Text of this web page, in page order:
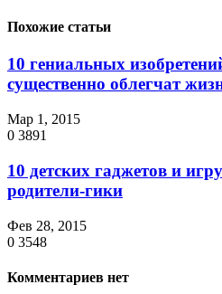
Похожие статьи
10 гениальных
существенно облегчат
Мар 1, 2015
0 3891
10 детских гаджетов и
родители-гики
Фев 28, 2015
0 3548
Комментариев нет